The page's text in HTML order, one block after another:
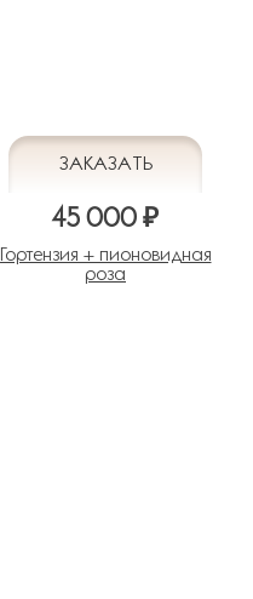
45 000 ₽
Гортензия + пионовидная
роза